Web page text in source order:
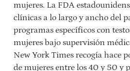
mujeres. La FDA
clínicas a lo largo y ancho del
programas específicos con
mujeres bajo supervisión
New York Times recogía hace
de mujeres entre los 40 y 50 y